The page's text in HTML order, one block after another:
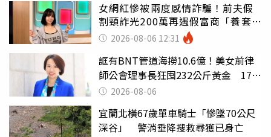
女網紅慘被兩度感情詐騙！前夫假
割頸詐光200萬再遇假富商「養套殺
2000萬」
2026-08-06 12:31
誆有BNT管道海撈10.6億！美女前律
師公會理事長狂囤232公斤黃金 17人
遭起訴
2026-08-06
宜蘭北橫67歲單車騎士「慘墜70公尺
深谷」 警消垂降搜救尋獲已身亡